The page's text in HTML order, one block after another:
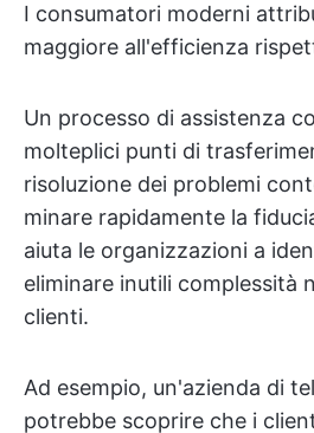
I consumatori moderni
maggiore all'efficienza
Un processo di assistenza
molteplici punti di
risoluzione dei problemi
minare rapidamente la
aiuta le organizzazioni a
eliminare inutili complessità
clienti.
Ad esempio, un'azienda di
potrebbe scoprire che i